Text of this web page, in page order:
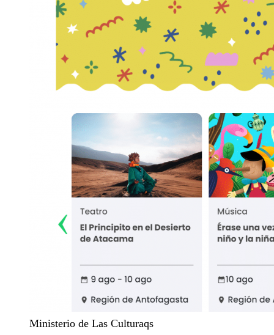
Ministerio de Las Culturaqs